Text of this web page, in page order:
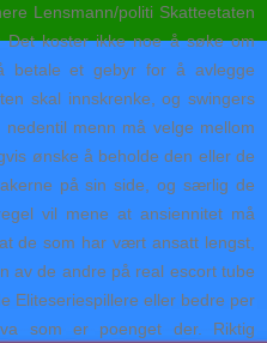
Lensmann/politi Skatteetaten
Det koster ikke noe å søke om
betale et gebyr for å avlegge
skal innskrenke, og swingers
menn må velge mellom
ønske å beholde den eller de
på sin side, og særlig de
vil mene at ansiennitet må
de som har vært ansatt lengst,
av de andre på real escort tube
Eliteseriespillere eller bedre per
som er poenget der. Riktig